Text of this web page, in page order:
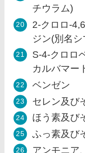
チウラム)
2-クロロ-
ジン(別名
S-4-クロロ
カルバマー
ベンゼン
セレン及び
ほう素及び
ふっ素及び
アンモニア